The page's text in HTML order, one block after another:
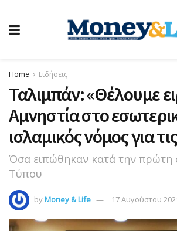
Home Ειδήσεις
Ταλιμπάν: «Θέλουμε
Αμνηστία στο
ισλαμικός νόμος για
Όσα ειπώθηκαν κατά την πρώτη
Τύπου
byMoney & Life 17 Αυγούστου